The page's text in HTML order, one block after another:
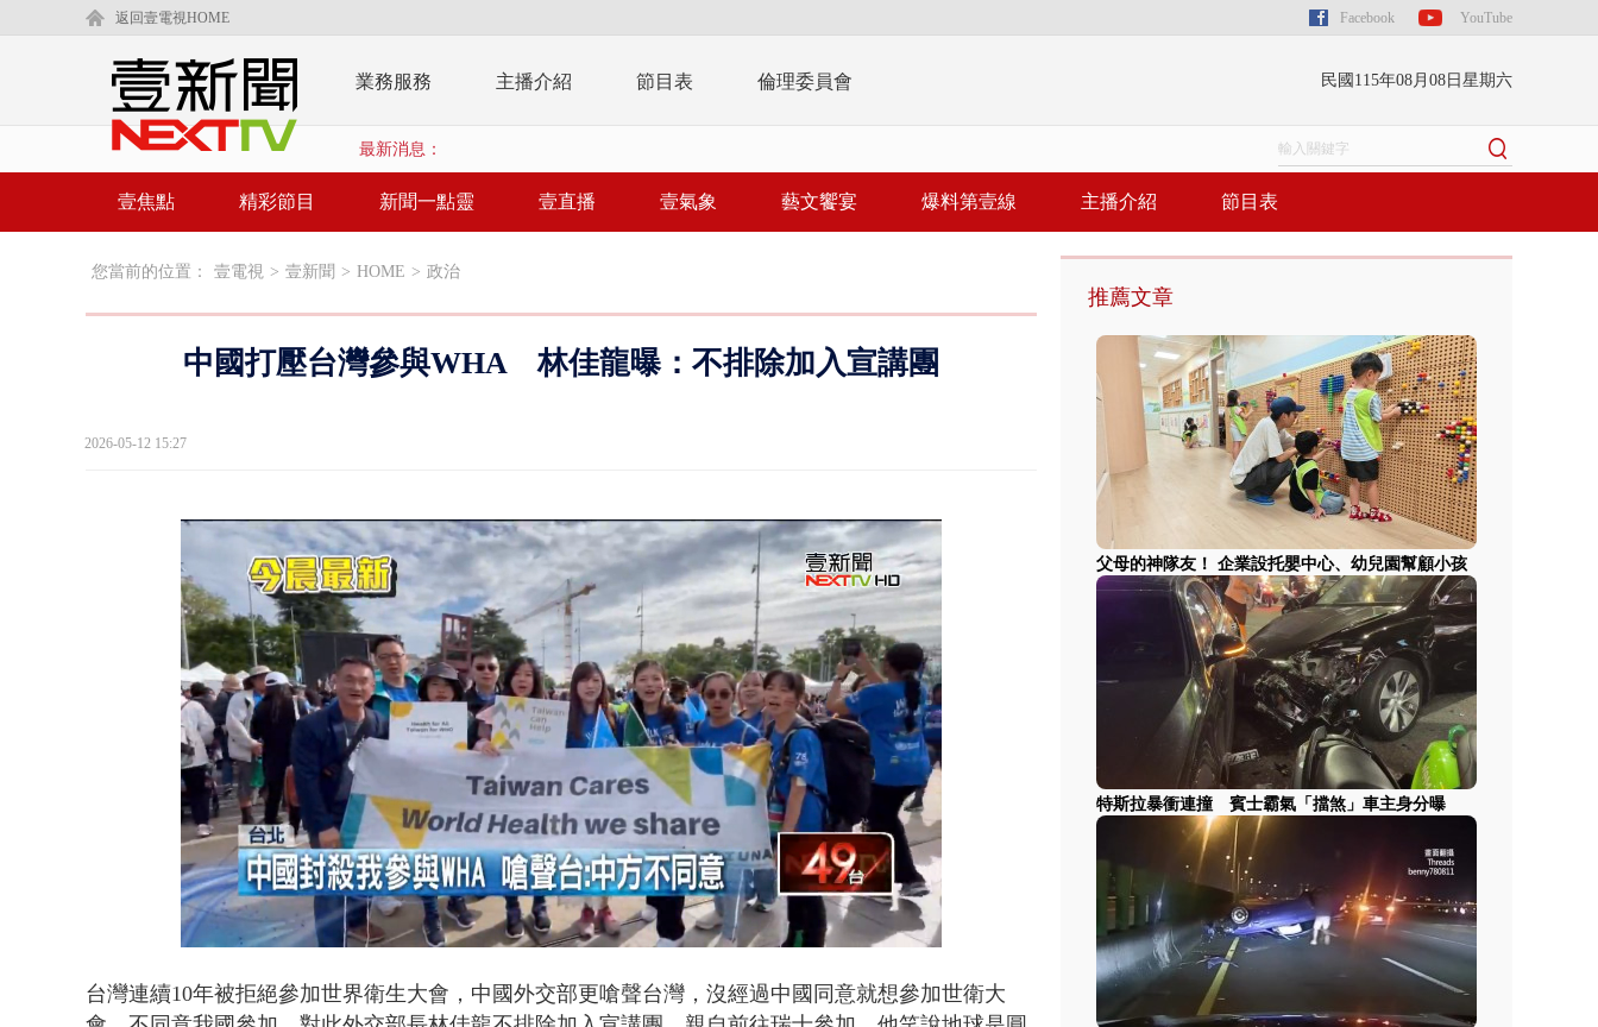
返回壹電視HOME Facebook YouTube
業務服務 主播介紹 節目表 倫理委員會 民國115年08月08日星期六
最新消息：
壹焦點 精彩節目 新聞一點靈 壹直播 壹氣象 藝文饗宴 爆料第壹線 主播介紹 節目表
您當前的位置： 壹電視 > 壹新聞 > HOME > 政治
中國打壓台灣參與WHA 林佳龍曝：不排除加入宣講團
2026-05-12 15:27
Unmute Loaded :
40.61%
台灣連續10年被拒絕參加世界衛生大會，中國外交部更嗆聲台灣，沒經過中國同意就想參加世衛大
推薦文章
父母的神隊友！ 企業設托嬰中心、幼兒園幫顧小孩
特斯拉暴衝連撞 賓士霸氣「擋煞」車主身分曝